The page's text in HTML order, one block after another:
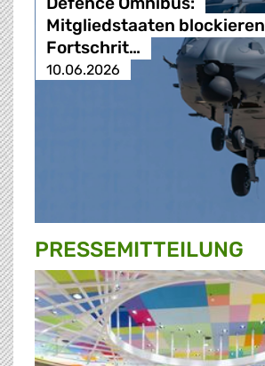
Mitgliedstaaten blockieren
Fortschrit…
10.06.2026
PRESSE­MITTEILUNG